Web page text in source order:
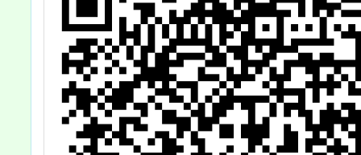
「生命聊天室」
系列線上研習課
程，請查照。